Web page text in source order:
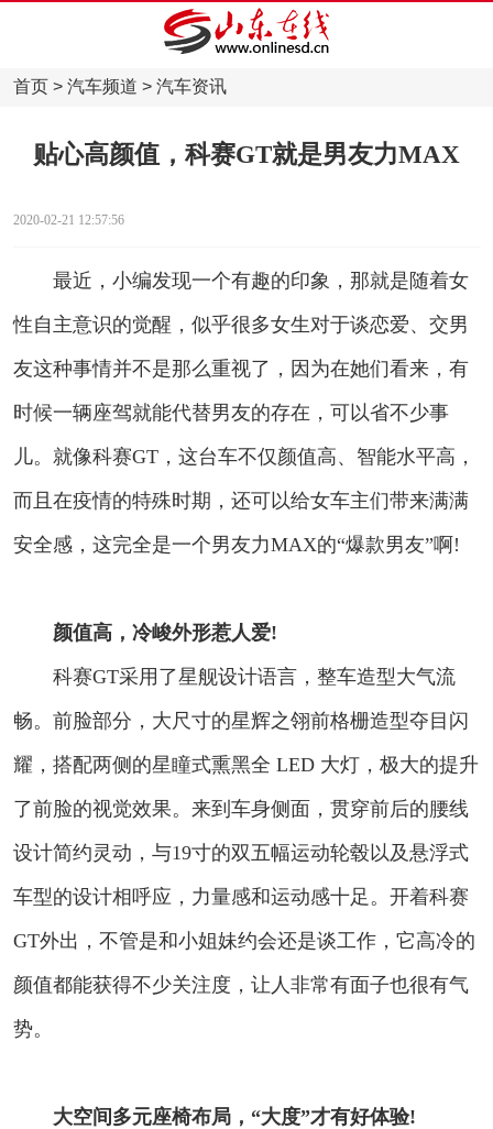
首页> 汽车频道 > 汽车资讯
贴心高颜值，科赛GT就是男友力MAX
2020-02-21 12:57:56
最近，小编发现一个有趣的印象，那就是随着女
性自主意识的觉醒，似乎很多女生对于谈恋爱、交男
友这种事情并不是那么重视了，因为在她们看来，有
时候一辆座驾就能代替男友的存在，可以省不少事
儿。就像科赛GT，这台车不仅颜值高、智能水平高，
而且在疫情的特殊时期，还可以给女车主们带来满满
安全感，这完全是一个男友力MAX的“爆款男友”啊!
颜值高，冷峻外形惹人爱!
科赛GT采用了星舰设计语言，整车造型大气流
畅。前脸部分，大尺寸的星辉之翎前格栅造型夺目闪
耀，搭配两侧的星瞳式熏黑全 LED 大灯，极大的提升
了前脸的视觉效果。来到车身侧面，贯穿前后的腰线
设计简约灵动，与19寸的双五幅运动轮毂以及悬浮式
车型的设计相呼应，力量感和运动感十足。开着科赛
GT外出，不管是和小姐妹约会还是谈工作，它高冷的
颜值都能获得不少关注度，让人非常有面子也很有气
势。
大空间多元座椅布局，“大度”才有好体验!